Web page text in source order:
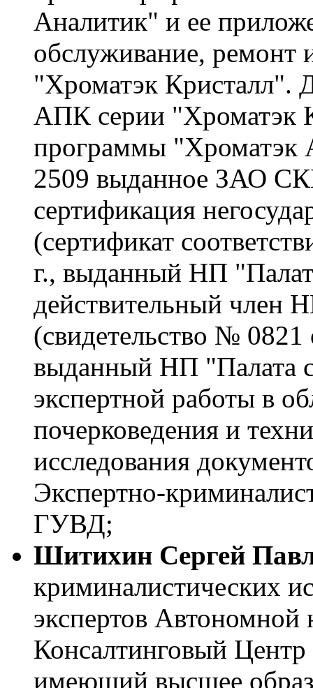
Аналитик" и ее
обслуживание, ремонт
"Хроматэк Кристалл".
АПК серии "Хроматэк
программы "Хроматэк
2509 выданное ЗАО
сертификация
(сертификат
г., выданный НП
действительный член
(свидетельство № 0821
выданный НП "Палата
экспертной работы в
почерковедения и
исследования
Экспертно-
ГУВД;
Шитихин Сергей
криминалистических
экспертов Автономной
Консалтинговый Центр
имеющий высшее